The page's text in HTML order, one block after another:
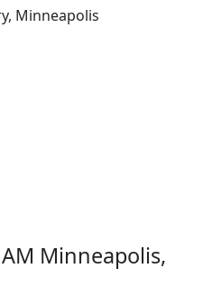
Minneapolis
Minneapolis,